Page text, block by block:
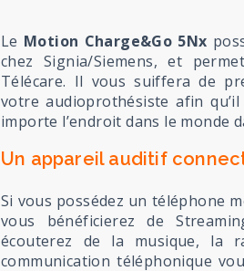
Le Motion Charge&Go 5Nx
chez Signia/Siemens, et
Télécare. Il vous suiffera de
votre audioprothésiste afin
importe l’endroit dans le monde
Un appareil auditif
Si vous possédez un téléphone
vous bénéficierez de
écouterez de la musique, la
communication téléphonique